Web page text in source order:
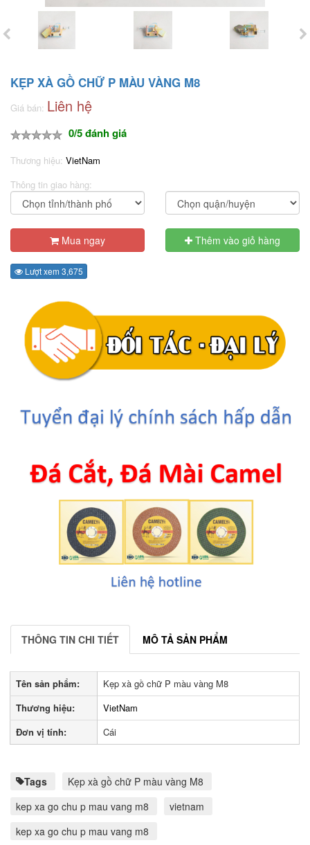
KẸP XÀ GỒ CHỮ P MÀU VÀNG M8
Giá bán: Liên hệ
0/5 đánh giá
Thương hiệu: VietNam
Thông tin giao hàng:
Mua ngay Thêm vào giỏ hàng
Lượt xem 3,675
THÔNG TIN CHI TIẾT MÔ TẢ SẢN PHẨM
Tên sản phẩm:
Kẹp xà gồ chữ P màu vàng M8
Thương hiệu:
VietNam
Đơn vị tính:
Cái
Tags
Kẹp xà gồ chữ P màu vàng M8
kep xa go chu p mau vang m8
vietnam
kep xa go chu p mau vang m8